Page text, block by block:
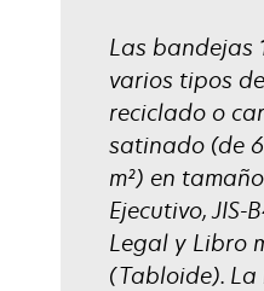
Las bandejas
varios tipos
reciclado o
satinado (de
m²) en
Ejecutivo, JIS-
Legal y Libro
(Tabloide).